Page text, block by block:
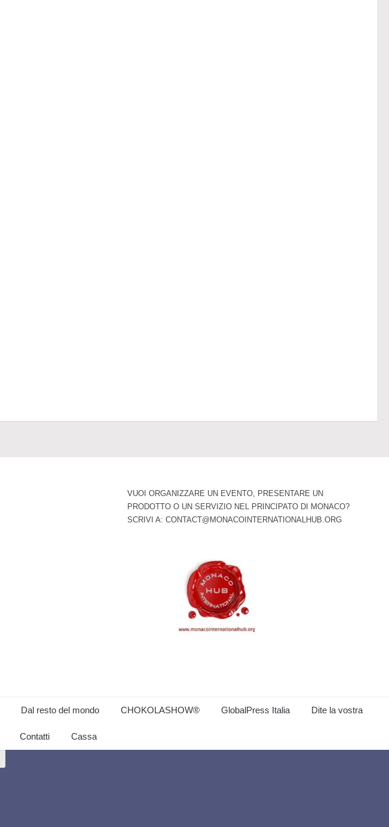
VUOI ORGANIZZARE UN EVENTO, PRESENTARE UN
PRODOTTO O UN SERVIZIO NEL PRINCIPATO DI MONACO?
SCRIVI A: CONTACT@MONACOINTERNATIONALHUB.ORG
Dal resto del mondo CHOKOLASHOW® GlobalPress Italia Dite la vostra
Contatti Cassa